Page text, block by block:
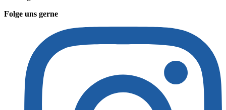
Folge uns gerne